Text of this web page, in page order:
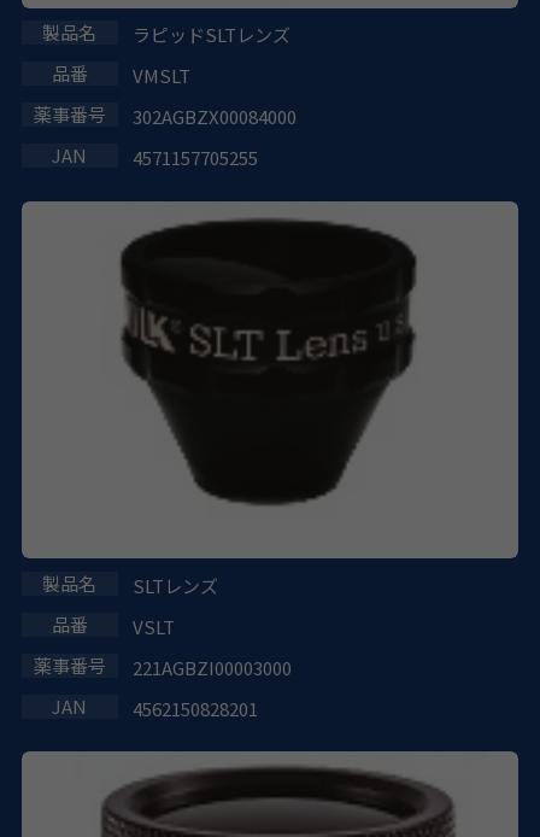
ラピッドSLTレンズ
VMSLT
302AGBZX00084000
4571157705255
SLTレンズ
VSLT
221AGBZI00003000
4562150828201